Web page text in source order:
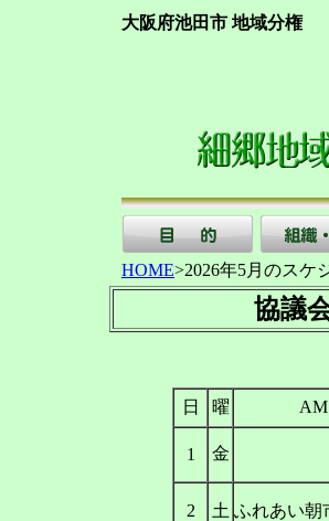
大阪府池田市 地域分権
HOME>2026年5月のスケ
協
日 曜 AM
1 金
2 土 ふれあい朝